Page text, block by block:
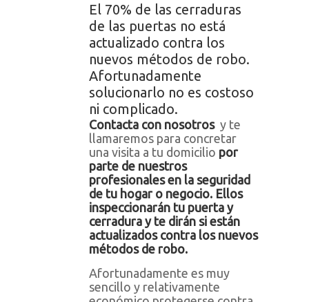
El 70% de las cerraduras
de las puertas no está
actualizado contra los
nuevos métodos de robo.
Afortunadamente
solucionarlo no es costoso
ni complicado.
Contacta con nosotros y te
llamaremos para concretar
una visita a tu domicilio por
parte de nuestros
profesionales en la seguridad
de tu hogar o negocio. Ellos
inspeccionarán tu puerta y
cerradura y te dirán si están
actualizados contra los nuevos
métodos de robo.
Afortunadamente es muy
sencillo y relativamente